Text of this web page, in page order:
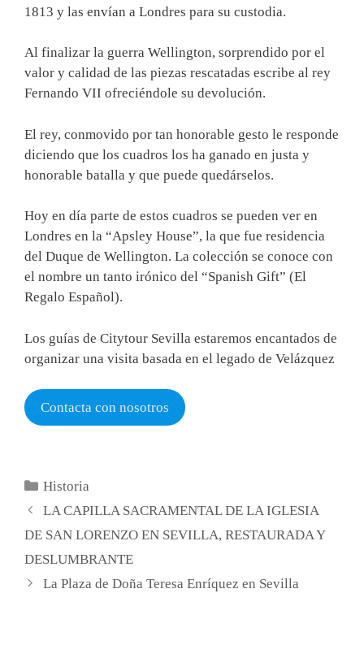
1813 y las envían a Londres para su custodia.
Al finalizar la guerra Wellington, sorprendido por el
valor y calidad de las piezas rescatadas escribe al rey
Fernando VII ofreciéndole su devolución.
El rey, conmovido por tan honorable gesto le responde
diciendo que los cuadros los ha ganado en justa y
honorable batalla y que puede quedárselos.
Hoy en día parte de estos cuadros se pueden ver en
Londres en la “Apsley House”, la que fue residencia
del Duque de Wellington. La colección se conoce con
el nombre un tanto irónico del “Spanish Gift” (El
Regalo Español).
Los guías de Citytour Sevilla estaremos encantados de
organizar una visita basada en el legado de Velázquez
Contacta con nosotros
Categorías
Historia
LA CAPILLA SACRAMENTAL DE LA IGLESIA
DE SAN LORENZO EN SEVILLA, RESTAURADA Y
DESLUMBRANTE
La Plaza de Doña Teresa Enríquez en Sevilla